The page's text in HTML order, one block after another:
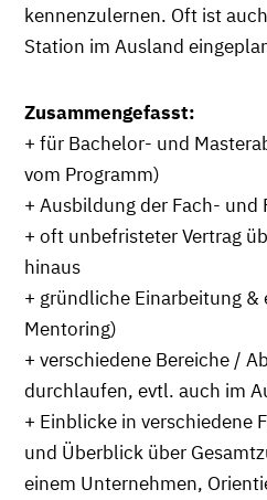
kennenzulernen. Oft ist
Station im Ausland
Zusammengefasst:
+ für Bachelor- und
vom Programm)
+ Ausbildung der Fach- und
+ oft unbefristeter Vertrag
hinaus
+ gründliche Einarbeitung &
Mentoring)
+ verschiedene Bereiche /
durchlaufen, evtl. auch im
+ Einblicke in verschiedene
und Überblick über
einem Unternehmen,